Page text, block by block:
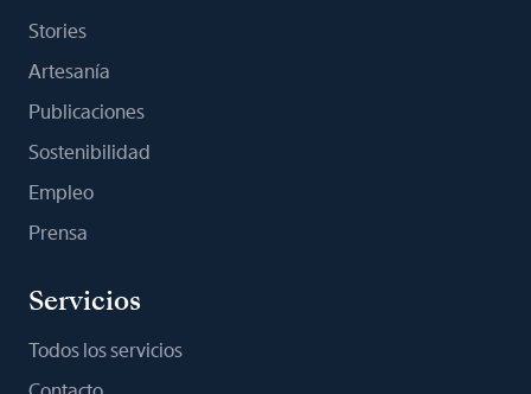
Stories
Artesanía
Publicaciones
Sostenibilidad
Empleo
Prensa
Servicios
Todos los servicios